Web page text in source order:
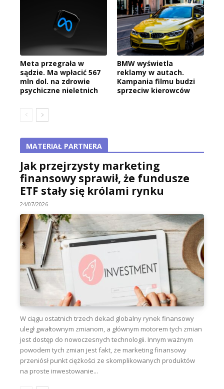
Meta przegrała w
sądzie. Ma wpłacić 567
mln dol. na zdrowie
psychiczne nieletnich
BMW wyświetla
reklamy w autach.
Kampania filmu budzi
sprzeciw kierowców
MATERIAŁ PARTNERA
Jak przejrzysty marketing
finansowy sprawił, że fundusze
ETF stały się królami rynku
24/07/2026
W ciągu ostatnich trzech dekad globalny rynek finansowy
uległ gwałtownym zmianom, a głównym motorem tych zmian
jest dostęp do nowoczesnych technologii. Innym ważnym
powodem tych zmian jest fakt, że marketing finansowy
przeniósł punkt ciężkości ze skomplikowanych produktów
na proste inwestowanie...